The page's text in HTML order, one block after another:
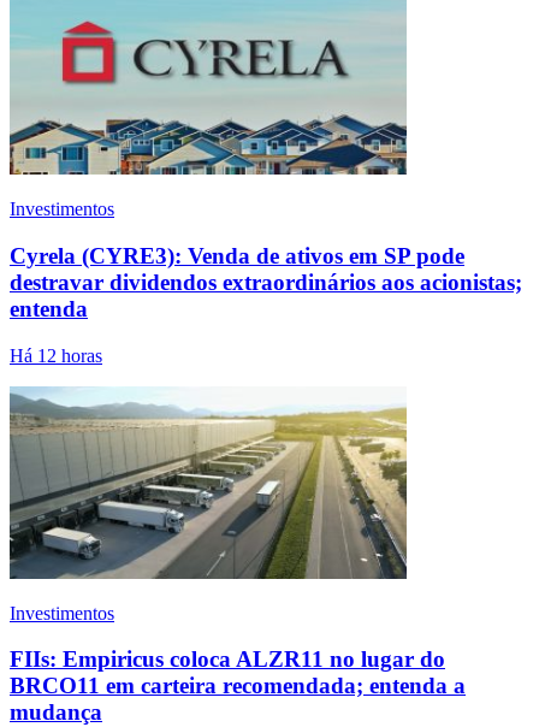
Investimentos
Cyrela (CYRE3): Venda de ativos em SP pode
destravar dividendos extraordinários aos acionistas;
entenda
Há 12 horas
Investimentos
FIIs: Empiricus coloca ALZR11 no lugar do
BRCO11 em carteira recomendada; entenda a
mudança